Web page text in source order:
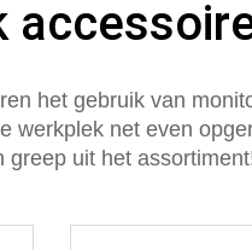
het gebruik van
net even
greep uit het